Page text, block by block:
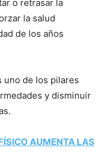
o retrasar la
la salud
de los años
uno de los pilares
y disminuir
AUMENTA LAS